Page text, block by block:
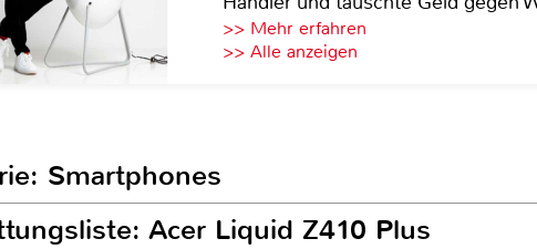
>> Mehr erfahren
>> Alle anzeigen
Smartphones
Acer Liquid Z410 Plus